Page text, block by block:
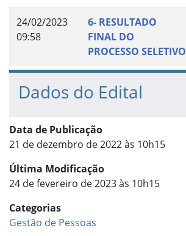
24/02/2023
09:58
6- RESULTADO
FINAL DO
PROCESSO SELETIVO
Dados do Edital
Data de Publicação
21 de dezembro de 2022 às 10h15
Última Modificação
24 de fevereiro de 2023 às 10h15
Categorias
Gestão de Pessoas